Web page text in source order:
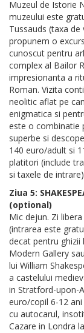
Muzeul de Istorie
muzeului este
Tussauds (taxa
propunem o
cunoscut pentru
complex al Bailor
impresionanta a
Roman. Vizita
neolitic aflat pe
enigmatica si
este o combinatie
superbe si
140 euro/adult si
platitori (include
si taxele de
Ziua 5:
(optional)
Mic dejun. Zi
(intrarea este
decat pentru ghizii
Modern Gallery
lui William
a castelului
in Stratford-upon-
euro/copil 6-12
cu autocarul,
Cazare in Londra